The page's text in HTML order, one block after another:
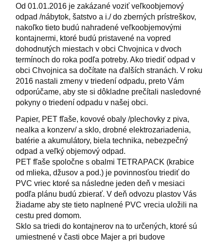
Od 01.01.2016 je zakázané voziť veľkoobjemový
odpad /nábytok, šatstvo a i./ do zberných prístreškov,
nakoľko tieto budú nahradené veľkoobjemovými
kontajnermi, ktoré budú pristavené na vopred
dohodnutých miestach v obci Chvojnica v dvoch
termínoch do roka podľa potreby. Ako triediť odpad v
obci Chvojnica sa dočítate na ďalších stranách. V roku
2016 nastali zmeny v triedení odpadu, preto Vám
odporúčame, aby ste si dôkladne prečítali nasledovné
pokyny o triedení odpadu v našej obci.
Papier, PET fľaše, kovové obaly /plechovky z piva,
nealka a konzerv/ a sklo, drobné elektrozariadenia,
batérie a akumulátory, biela technika, nebezpečný
odpad a veľký objemový odpad.
PET fľaše spoločne s obalmi TETRAPACK (krabice
od mlieka, džusov a pod.) je povinnosťou triediť do
PVC vriec ktoré sa následne jeden deň v mesiaci
podľa plánu budú zbierať. V deň odvozu plastov Vás
žiadame aby ste tieto naplnené PVC vrecia uložili na
cestu pred domom.
Sklo sa triedi do kontajnerov na to určených, ktoré sú
umiestnené v časti obce Majer a pri budove